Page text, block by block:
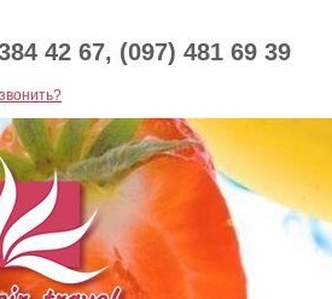
42 67, (097) 481 69 39